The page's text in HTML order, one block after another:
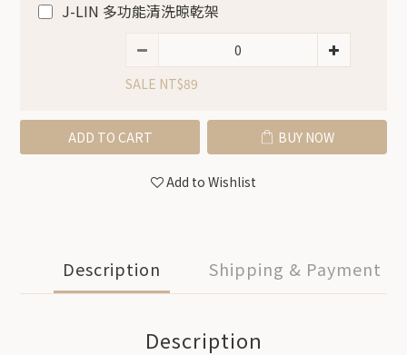
J-LIN 多功能清洗晾乾架
SALE NT$89
ADD TO CART BUY NOW
Add to Wishlist
Description Shipping & Payment
Description